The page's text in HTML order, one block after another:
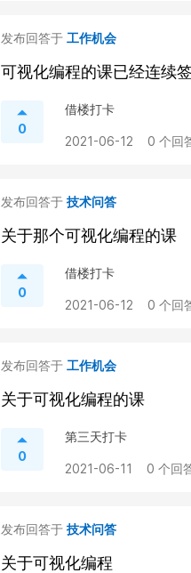
发布回答于 工作机会
可视化编程的课已经连续
0
借楼打卡
2021-06-12 0 个回
发布回答于 技术问答
关于那个可视化编程的课
0
借楼打卡
2021-06-12 0 个回
发布回答于 工作机会
关于可视化编程的课
0
第三天打卡
2021-06-11 0 个回
发布回答于 技术问答
关于可视化编程